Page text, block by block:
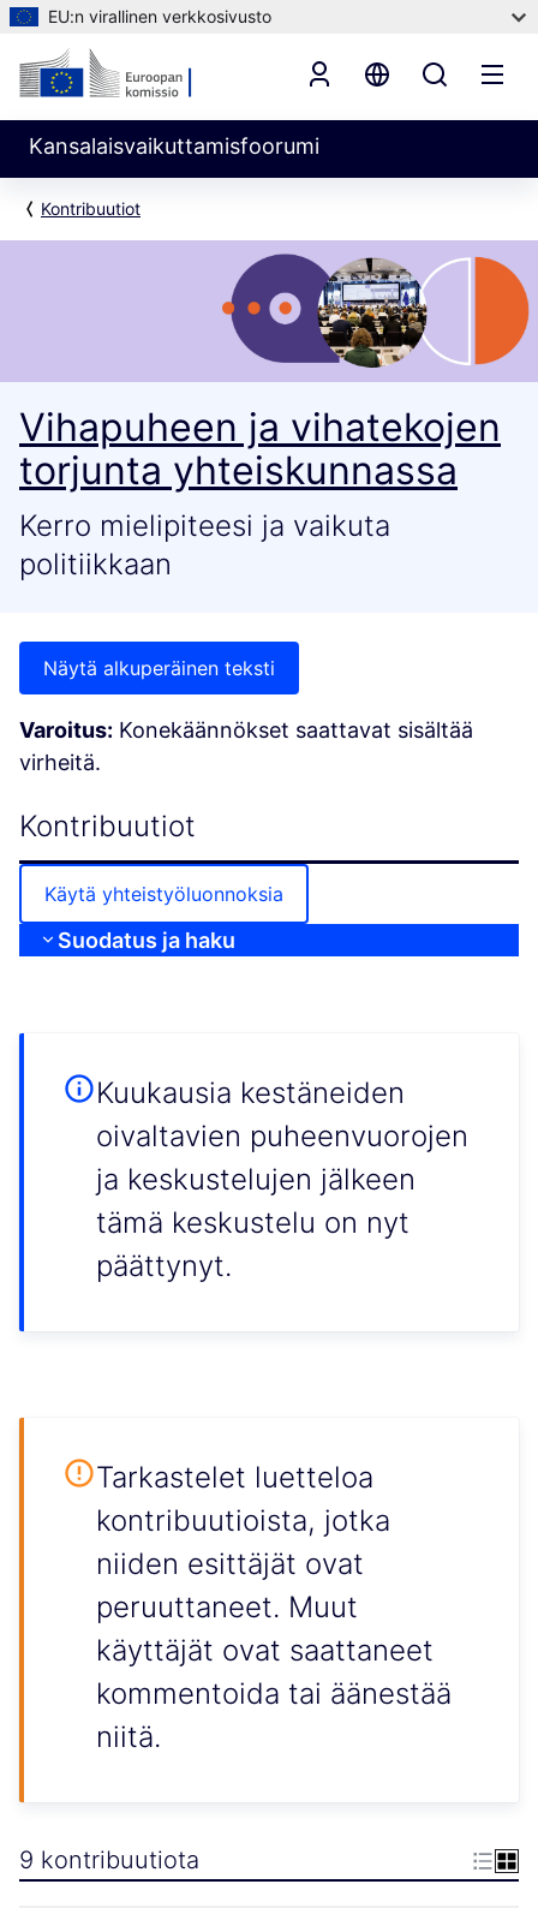
EU:n virallinen verkkosivusto
Kansalaisvaikuttamisfoorumi
Kontribuutiot
Vihapuheen ja vihatekojen
torjunta yhteiskunnassa
Kerro mielipiteesi ja vaikuta
politiikkaan
Näytä alkuperäinen teksti
Varoitus: Konekäännökset saattavat sisältää
virheitä.
Kontribuutiot
Käytä yhteistyöluonnoksia
Suodatus ja haku
Kuukausia kestäneiden
oivaltavien puheenvuorojen
ja keskustelujen jälkeen
tämä keskustelu on nyt
päättynyt.
Tarkastelet luetteloa
kontribuutioista, jotka
niiden esittäjät ovat
peruuttaneet. Muut
käyttäjät ovat saattaneet
kommentoida tai äänestää
niitä.
9 kontribuutiota